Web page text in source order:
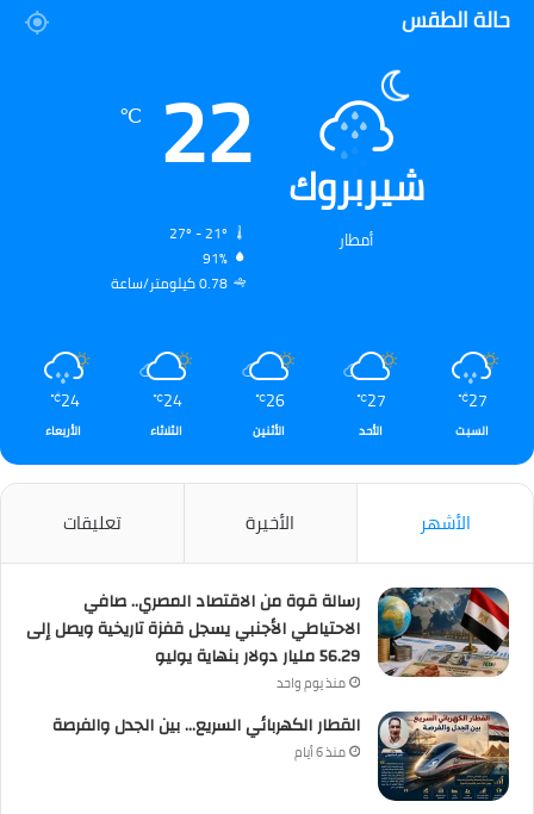
حالة الطقس
شيربروك
أمطار
22
℃
91%
0.78 كيلومتر/ساعة
27
℃
السبت
27
℃
الأحد
26
℃
الأثنين
24
℃
الثلاثاء
24
℃
الأربعاء
الأشهر الأخيرة تعليقات
رسالة قوة من الاقتصاد المصري.. صافي
الاحتياطي الأجنبي يسجل قفزة تاريخية ويصل إلى
56.29 مليار دولار بنهاية يوليو
منذ يوم واحد
القطار الكهربائي السريع… بين الجدل والفرصة
منذ 6 أيام